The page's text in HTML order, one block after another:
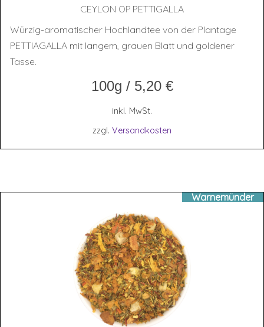
CEY­LON OP PETTIGALLA
Würzig-aromatischer Hochlandtee von der Plantage
PETTIAGALLA mit langem, grauen Blatt und goldener
Tasse.
100g / 5,20 €
inkl. MwSt.
zzgl. Versandkosten
Warnemünder